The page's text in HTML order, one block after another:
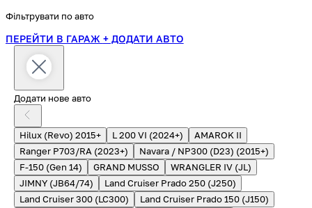
Фільтрувати по авто
ПЕРЕЙТИ В ГАРАЖ + ДОДАТИ АВТО
Додати нове авто
Hilux (Revo) 2015+ L 200 VI (2024+)
AMAROK II
Ranger P703/RA (2023+)
Navara / NP300 (D23) (2015+)
F-150 (Gen 14)
GRAND MUSSO
WRANGLER IV (JL)
JIMNY (JB64/74)
Land Cruiser Prado 250 (J250)
Land Cruiser 300 (LC300)
Land Cruiser Prado 150 (J150)